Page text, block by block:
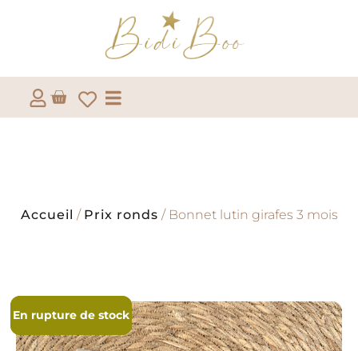
Accueil / Prix ronds / Bonnet lutin girafes 3 mois
En rupture de stock
En rupture de stock